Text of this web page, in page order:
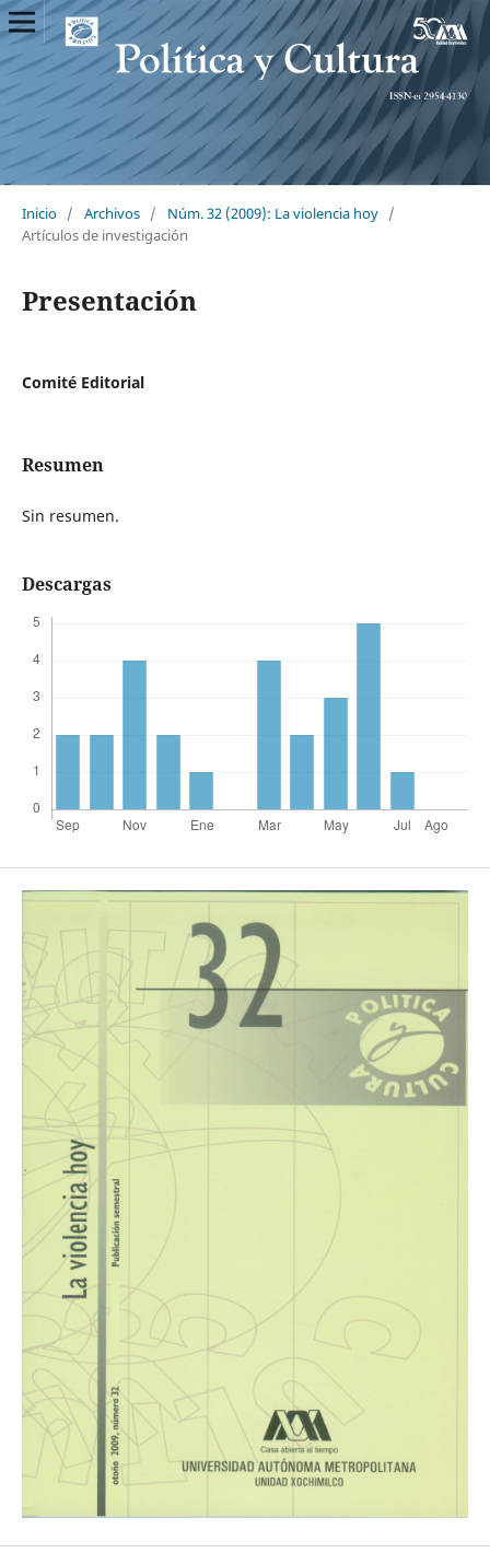
Inicio / Archivos / Núm. 32 (2009): La violencia hoy /
Artículos de investigación
Presentación
Comité Editorial
Resumen
Sin resumen.
Descargas